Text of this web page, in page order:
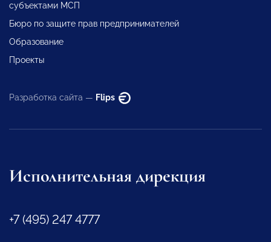
субъектами МСП
Бюро по защите прав предпринимателей
Образование
Проекты
Разработка сайта — Flips
Исполнительная дирекция
+7 (495) 247 4777